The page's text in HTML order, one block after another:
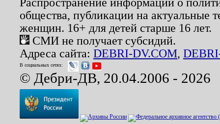
общества, публикации на актуальные
женщин. 16+ для детей старше 16 лет.
СМИ не получает субсидий.
Адреса сайта: DEBRI-DV.COM,
В социальных сетях:
© Дебри-ДВ, 20.04.2006 - 2026